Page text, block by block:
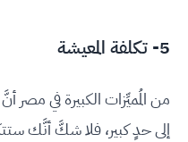
5- تكلفة المعيشة
من المُميِّزات الكبيرة في مصر
إلى حدٍ كبير، فلا شكَّ أنَّك